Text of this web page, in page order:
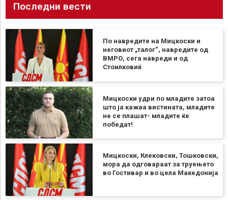
Последни вести
По навредите на Мицкоски и
неговиот „талог“, навредите од
ВМРО, сега навреди и од
Стоилковиќ
Мицкоски удри по младите затоа
што ја кажаа вистината, младите
не се плашат- младите ќе
победат!
Мицкоски, Клековски, Тошковски,
мора да одговараат за труењето
во Гостивар и во цела Македонија